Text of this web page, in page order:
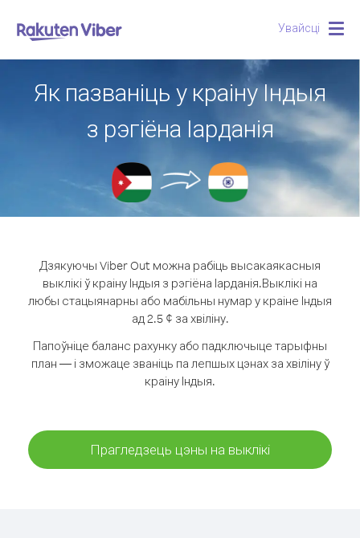
Увайсці
Як пазваніць у краіну Індыя
з рэгіёна Іарданія
Дзякуючы Viber Out можна рабіць высакаякасныя
выклікі ў краіну Індыя з рэгіёна Іарданія.Выклікі на
любы стацыянарны або мабільны нумар у краіне Індыя
ад 2.5 ¢ за хвіліну.
Папоўніце баланс рахунку або падключыце тарыфны
план — і зможаце званіць па лепшых цэнах за хвіліну ў
краіну Індыя.
Прагледзець цэны на выклікі